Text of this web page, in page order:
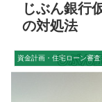
じぶん銀行
の対処法
資金計画・住宅ローン審査